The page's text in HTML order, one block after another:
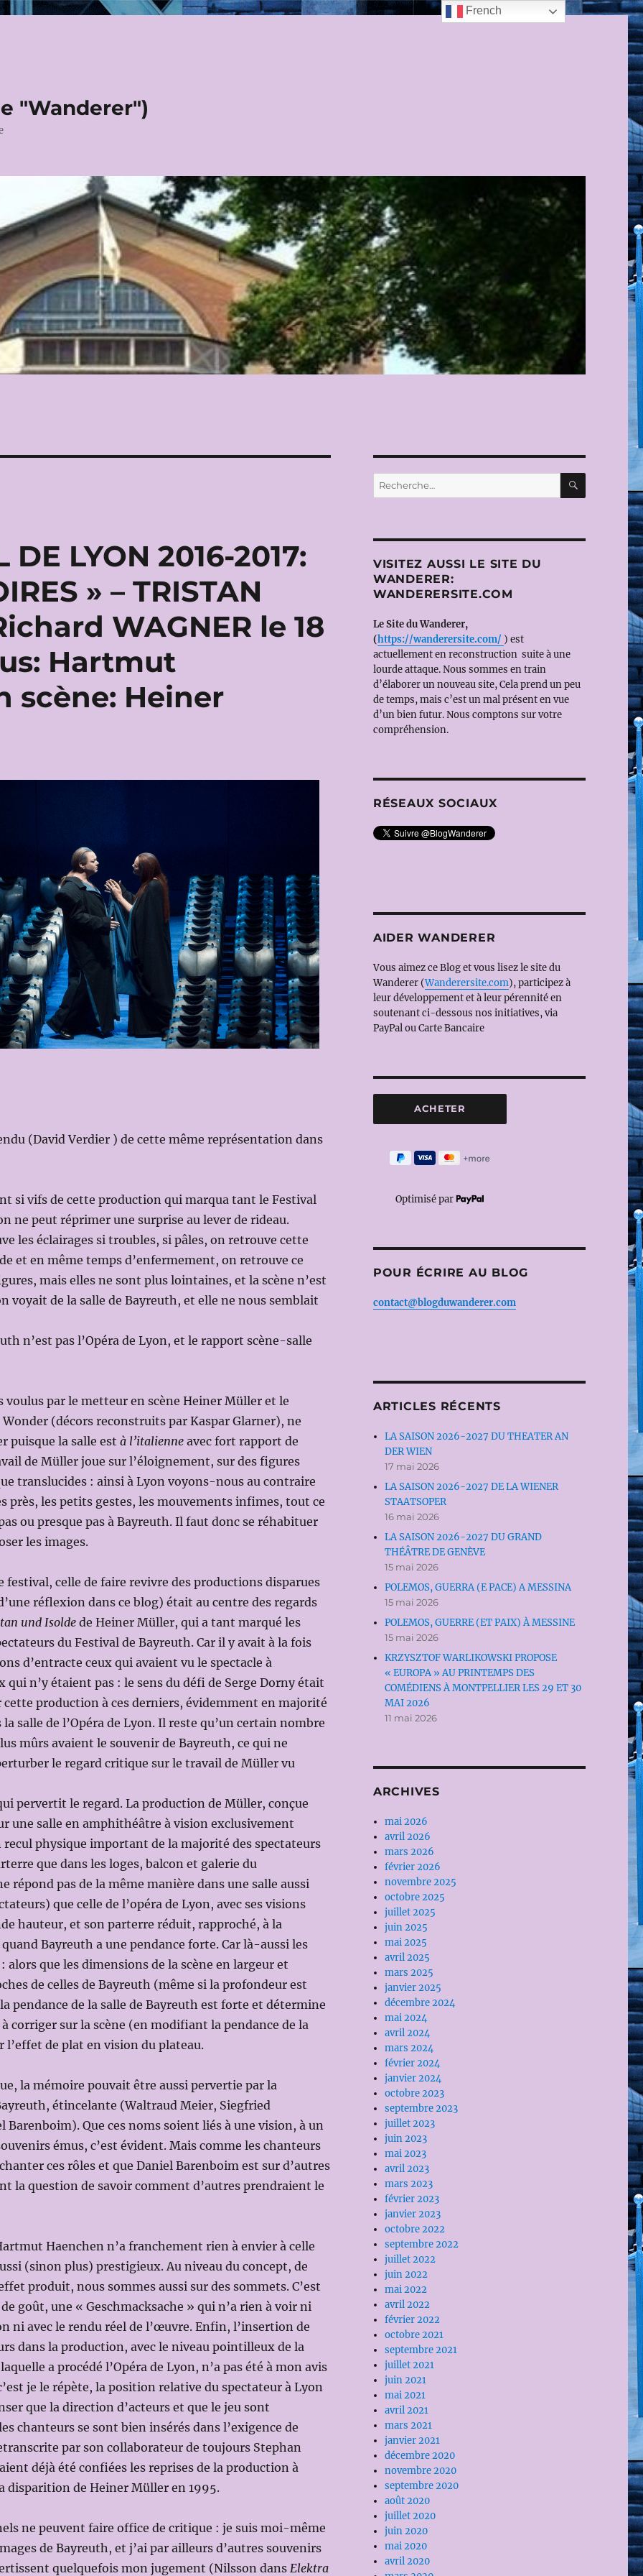
"Wanderer")
LYON 2016-2017:
» – TRISTAN
WAGNER le 18
Hartmut
scène: Heiner
(David Verdier ) de cette même représentation dans
si vifs de cette production qui marqua tant le Festival
ne peut réprimer une surprise au lever de rideau.
les éclairages si troubles, si pâles, on retrouve cette
et en même temps d’enfermement, on retrouve ce
mais elles ne sont plus lointaines, et la scène n’est
voyait de la salle de Bayreuth, et elle ne nous semblait
n’est pas l’Opéra de Lyon, et le rapport scène-salle
voulus par le metteur en scène Heiner Müller et le
(décors reconstruits par Kaspar Glarner), ne
puisque la salle est à l’italienneavec fort rapport de
de Müller joue sur l’éloignement, sur des figures
translucides : ainsi à Lyon voyons-nous au contraire
près, les petits gestes, les mouvements infimes, tout ce
ou presque pas à Bayreuth. Il faut donc se réhabituer
les images.
festival, celle de faire revivre des productions disparues
réflexion dans ce blog) était au centre des regards
und Isoldede Heiner Müller, qui a tant marqué les
du Festival de Bayreuth. Car il y avait à la fois
d’entracte ceux qui avaient vu le spectacle à
qui n’y étaient pas : le sens du défi de Serge Dorny était
cette production à ces derniers, évidemment en majorité
salle de l’Opéra de Lyon. Il reste qu’un certain nombre
mûrs avaient le souvenir de Bayreuth, ce qui ne
le regard critique sur le travail de Müller vu
pervertit le regard. La production de Müller, conçue
une salle en amphithéâtre à vision exclusivement
recul physique important de la majorité des spectateurs
que dans les loges, balcon et galerie du
répond pas de la même manière dans une salle aussi
que celle de l’opéra de Lyon, avec ses visions
hauteur, et son parterre réduit, rapproché, à la
Bayreuth a une pendance forte. Car là-aussi les
alors que les dimensions de la scène en largeur et
de celles de Bayreuth (même si la profondeur est
pendance de la salle de Bayreuth est forte et détermine
corriger sur la scène (en modifiant la pendance de la
l’effet de plat en vision du plateau.
la mémoire pouvait être aussi pervertie par la
étincelante (Waltraud Meier, Siegfried
Barenboim). Que ces noms soient liés à une vision, à un
émus, c’est évident. Mais comme les chanteurs
ces rôles et que Daniel Barenboim est sur d’autres
la question de savoir comment d’autres prendraient le
Haenchen n’a franchement rien à envier à celle
(sinon plus) prestigieux. Au niveau du concept, de
produit, nous sommes aussi sur des sommets. C’est
goût, une « Geschmacksache » qui n’a rien à voir ni
ni avec le rendu réel de l’œuvre. Enfin, l’insertion de
dans la production, avec le niveau pointilleux de la
a procédé l’Opéra de Lyon, n’a pas été à mon avis
je le répète, la position relative du spectateur à Lyon
que la direction d’acteurs et que le jeu sont
chanteurs se sont bien insérés dans l’exigence de
par son collaborateur de toujours Stephan
déjà été confiées les reprises de la production à
disparition de Heiner Müller en 1995.
ne peuvent faire office de critique : je suis moi-même
de Bayreuth, et j’ai par ailleurs d’autres souvenirs
quelquefois mon jugement (Nilsson dans Elektra
Recherche
pour :
VISITEZ AUSSI LE SITE DU
WANDERER:
WANDERERSITE.COM
Le Site du Wanderer,
(https://wanderersite.com/ ) est
actuellement en reconstruction suite à une
lourde attaque. Nous sommes en train
d’élaborer un nouveau site, Cela prend un peu
de temps, mais c’est un mal présent en vue
d’un bien futur. Nous comptons sur votre
compréhension.
RÉSEAUX SOCIAUX
AIDER WANDERER
Vous aimez ce Blog et vous lisez le site du
Wanderer (Wanderersite.com), participez à
leur développement et à leur pérennité en
soutenant ci-dessous nos initiatives, via
PayPal ou Carte Bancaire
Optimisé par
POUR ÉCRIRE AU BLOG
contact@blogduwanderer.com
ARTICLES RÉCENTS
LA SAISON 2026-2027 DU THEATER AN
DER WIEN
17 mai 2026
LA SAISON 2026-2027 DE LA WIENER
STAATSOPER
16 mai 2026
LA SAISON 2026-2027 DU GRAND
THÉÂTRE DE GENÈVE
15 mai 2026
POLEMOS, GUERRA (E PACE) A MESSINA
15 mai 2026
POLEMOS, GUERRE (ET PAIX) À MESSINE
15 mai 2026
KRZYSZTOF WARLIKOWSKI PROPOSE
« EUROPA » AU PRINTEMPS DES
COMÉDIENS À MONTPELLIER LES 29 ET 30
MAI 2026
11 mai 2026
ARCHIVES
mai 2026
avril 2026
mars 2026
février 2026
novembre 2025
octobre 2025
juillet 2025
juin 2025
mai 2025
avril 2025
mars 2025
janvier 2025
décembre 2024
mai 2024
avril 2024
mars 2024
février 2024
janvier 2024
octobre 2023
septembre 2023
juillet 2023
juin 2023
mai 2023
avril 2023
mars 2023
février 2023
janvier 2023
octobre 2022
septembre 2022
juillet 2022
juin 2022
mai 2022
avril 2022
février 2022
octobre 2021
septembre 2021
juillet 2021
juin 2021
mai 2021
avril 2021
mars 2021
janvier 2021
décembre 2020
novembre 2020
septembre 2020
août 2020
juillet 2020
juin 2020
mai 2020
avril 2020
French